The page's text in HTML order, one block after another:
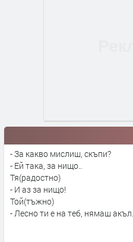
- За какво мислиш, скъпи?
- Ей така, за нищо..
Тя(радостно)
- И аз за нищо!
Той(тъжно)
- Лесно ти е на теб, нямаш акъл...